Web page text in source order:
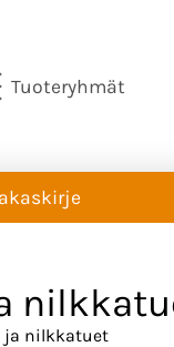
Tuoteryhmät
ja nilkkatuet